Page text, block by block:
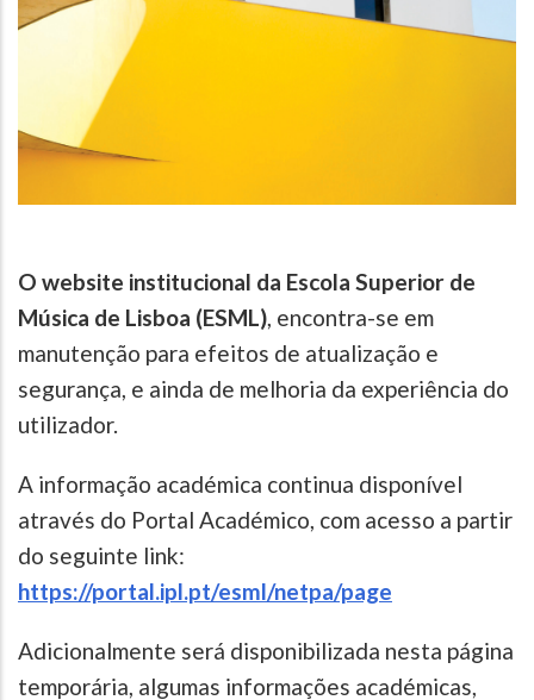
O website institucional da Escola Superior de
Música de Lisboa (ESML), encontra-se em
manutenção para efeitos de atualização e
segurança, e ainda de melhoria da experiência do
utilizador.
A informação académica continua disponível
através do Portal Académico, com acesso a partir
do seguinte link:
https://portal.ipl.pt/esml/netpa/page
Adicionalmente será disponibilizada nesta página
temporária, algumas informações académicas,